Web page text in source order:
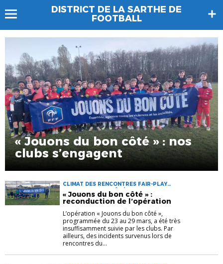
DISTRICT DE LA SARTHE DE
FOOTBALL
« Jouons du bon côté » : nos
clubs s’engagent
CLIMAT DES RENCONTRES FAIR-PLAY
JOUONS DU BON CÔTÉ
« Jouons du bon côté » :
reconduction de l’opération
L’opération « Jouons du bon côté »,
programmée du 23 au 29 mars, a été très
insuffisamment suivie par les clubs. Par
ailleurs, des incidents survenus lors de
rencontres du...